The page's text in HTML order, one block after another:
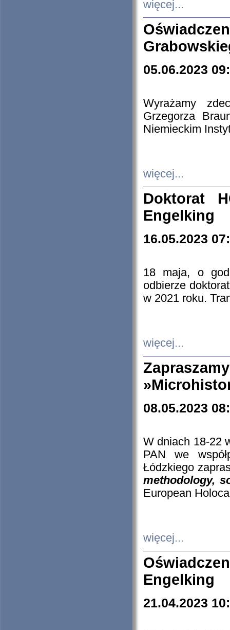
więcej...
05.06.2023
Wyrażamy
Grzegorza
Niemieckim
więcej...
Doktorat
Engelking
16.05.2023
18 maja, o
odbierze
w 2021 roku.
więcej...
08.05.2023
W dniach 18-22
PAN we
Łódzkiego
methodology,
European
więcej...
Engelking
21.04.2023